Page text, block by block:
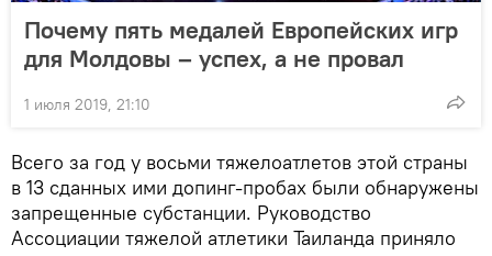
Почему пять медалей Европейских игр
для Молдовы – успех, а не провал
1 июля 2019, 21:10
Всего за год у восьми тяжелоатлетов этой страны
в 13 сданных ими допинг-пробах были обнаружены
запрещенные субстанции. Руководство
Ассоциации тяжелой атлетики Таиланда приняло